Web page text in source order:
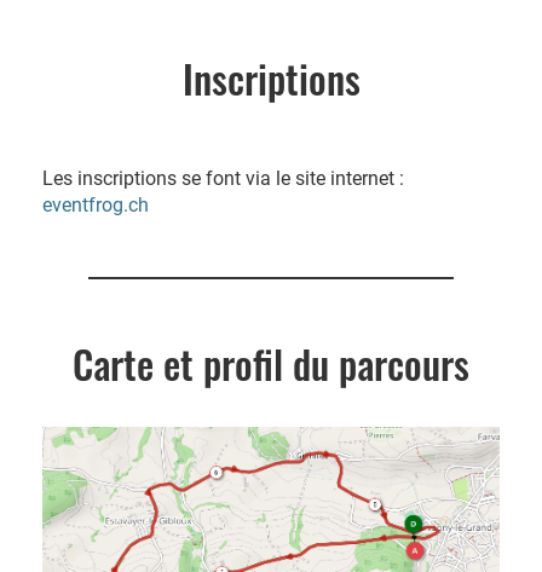
Inscriptions
Les inscriptions se font via le site internet :
eventfrog.ch
Carte et profil du parcours